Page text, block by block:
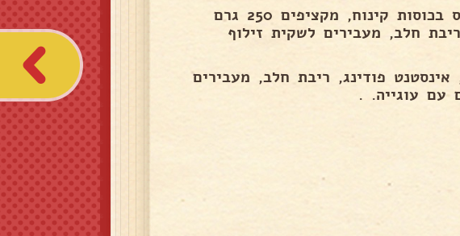
להרכבת הקינוח - מחלקים עוגיית אלפחורס בכוסות קינוח, מקציפים 250 גרם
בטעם ריבת חלב, מעבירים לשקית זילוף
מים, אינסטנט פודינג, ריבת חלב, מעבירים
עם עוגייה. .